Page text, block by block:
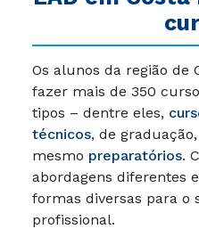
Os alunos da região de
fazer mais de 350
tipos – dentre eles,
técnicos, de graduação,
mesmo preparatórios.
abordagens diferentes
formas diversas para o
profissional.